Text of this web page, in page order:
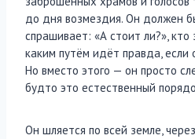
до дня возмездия. Он должен
спрашивает: «А стоит ли?»,
каким путём идёт правда, если
Но вместо этого — он просто
будто это естественный
Он шляется по всей земле,